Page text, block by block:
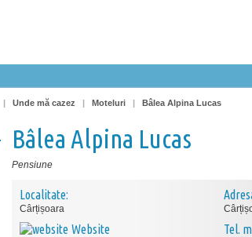
| Unde mă cazez | Moteluri | Bâlea Alpina Lucas
Bâlea Alpina Lucas
Pensiune
Localitate:
Cârțișoara
Website Tel.